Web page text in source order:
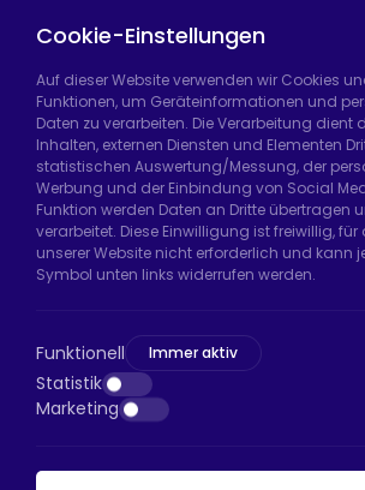
Casters
Hadımköy Fabrik:Atatürk Sanayi
Uzunçayır Caddesi, No:11
Arnavutköy/İstanbul
Telefon: +90 212 640 66 46
E-Mail: export@htsteker.com
D:a, 34045 Bayrampaşa/İstanbul
Telefon:+90 530 044 64 87
E-Mail: info@htsteker.com
Cookie-Einstellungen
Auf dieser Website verwenden wir Cookies
Funktionen, um Geräteinformationen und
Daten zu verarbeiten. Die Verarbeitung dient
Inhalten, externen Diensten und Elementen
statistischen Auswertung/Messung, der
Werbung und der Einbindung von Social
Funktion werden Daten an Dritte übertragen
verarbeitet. Diese Einwilligung ist freiwillig, für
unserer Website nicht erforderlich und kann
Symbol unten links widerrufen werden.
Funktionell Immer aktiv
Statistik
Marketing